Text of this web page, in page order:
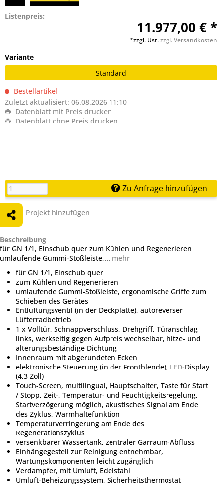
Listenpreis:
11.977,00 € *
*zzgl. Ust.zzgl. Versandkosten
Variante
Standard
Bestellartikel
Zuletzt aktualisiert: 06.08.2026 11:10
Datenblatt mit Preis drucken
Datenblatt ohne Preis drucken
Zu Anfrage hinzufügen
Zu Projekt hinzufügen
Beschreibung
für GN 1/1, Einschub quer zum Kühlen und Regenerieren
umlaufende Gummi-Stoßleiste,... mehr
für GN 1/1, Einschub quer
zum Kühlen und Regenerieren
umlaufende Gummi-Stoßleiste, ergonomische Griffe zum
Schieben des Gerätes
Entlüftungsventil (in der Deckplatte), autoreverser
Lüfterradbetrieb
1 x Volltür, Schnappverschluss, Drehgriff, Türanschlag
links, werkseitig gegen Aufpreis wechselbar, hitze- und
alterungsbeständige Dichtung
Innenraum mit abgerundeten Ecken
elektronische Steuerung (in der Frontblende), LED-Display
(4,3 Zoll)
Touch-Screen, multilingual, Hauptschalter, Taste für Start
/ Stopp, Zeit-, Temperatur- und Feuchtigkeitsregelung,
Startverzögerung möglich, akustisches Signal am Ende
des Zyklus, Warmhaltefunktion
Temperaturverringerung am Ende des
Regenerationszyklus
versenkbarer Wassertank, zentraler Garraum-Abfluss
Einhängegestell zur Reinigung entnehmbar,
Wartungskomponenten leicht zugänglich
Verdampfer, mit Umluft, Edelstahl
Umluft-Beheizungssystem, Sicherheitsthermostat